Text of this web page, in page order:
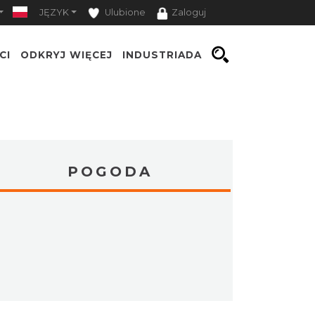
JĘZYK Ulubione Zaloguj
ODKRYJ WIĘCEJ INDUSTRIADA
POGODA